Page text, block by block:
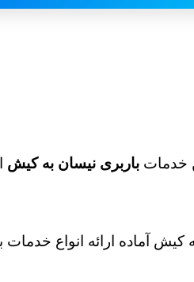
خدمات باربری نیسان به کیش
کیش آماده ارائه انواع